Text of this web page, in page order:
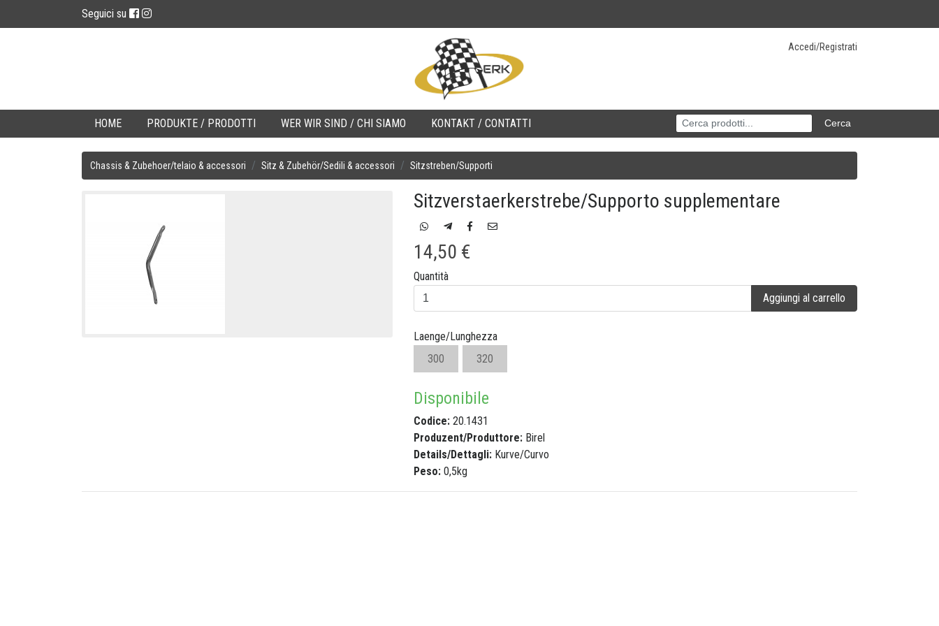
Seguici su
Accedi/Registrati
HOME PRODUKTE / PRODOTTI WER WIR SIND / CHI SIAMO KONTAKT / CONTATTI
Chassis & Zubehoer/telaio & accessori Sitz & Zubehör/Sedili & accessori Sitzstreben/Supporti
Sitzverstaerkerstrebe/Supporto supplementare
14,50 €
Quantità
Aggiungi al carrello
Laenge/Lunghezza
300
320
Disponibile
Codice: 20.1431
Produzent/Produttore: Birel
Details/Dettagli: Kurve/Curvo
Peso: 0,5kg